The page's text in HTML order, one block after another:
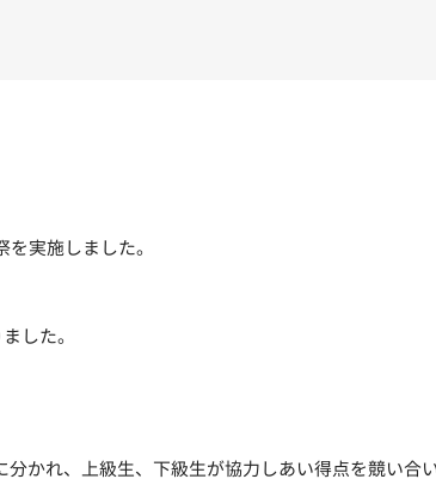
実施しました。
した。
かれ、上級生、下級生が協力しあい得点を競い合い